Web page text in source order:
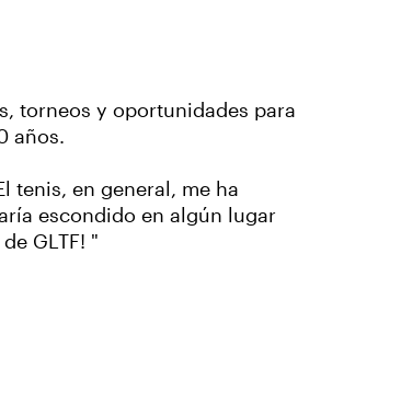
torneos y oportunidades para
años.
tenis, en general, me ha
escondido en algún lugar
GLTF! "